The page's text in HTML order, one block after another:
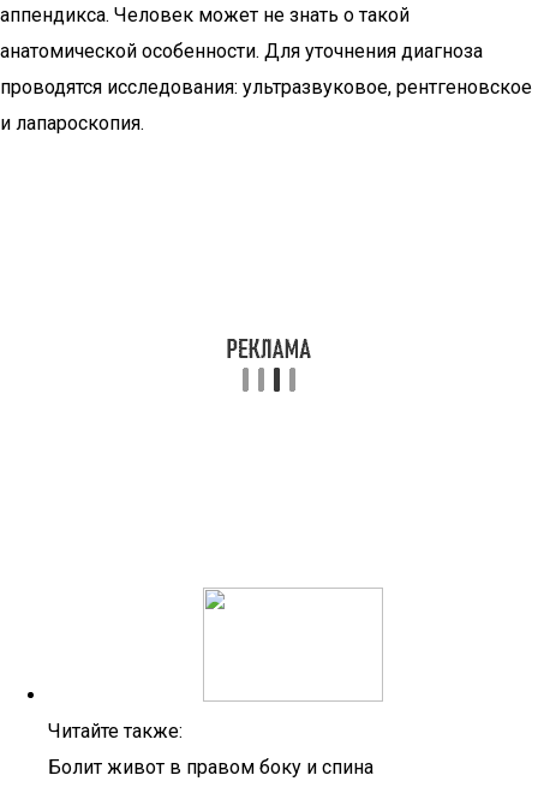
аппендикса. Человек может не знать о такой
анатомической особенности. Для уточнения диагноза
проводятся исследования: ультразвуковое, рентгеновское
и лапароскопия.
Читайте также:
Болит живот в правом боку и спина